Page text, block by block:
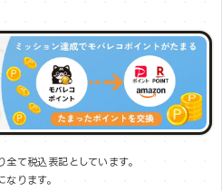
て税込表記としています。
ります。